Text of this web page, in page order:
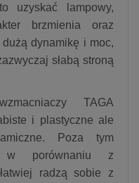
uzyskać lampowy,
brzmienia oraz
dynamikę i moc,
słabą stroną
TAGA
i plastyczne ale
Poza tym
w porównaniu z
radzą sobie z